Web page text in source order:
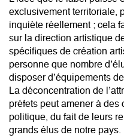
exclusivement territoriale,
inquiète réellement ; cela
sur la direction artistique
spécifiques de création
personne que nombre
disposer d’équipements
La déconcentration de
préfets peut amener à
politique, du fait de leurs
grands élus de notre